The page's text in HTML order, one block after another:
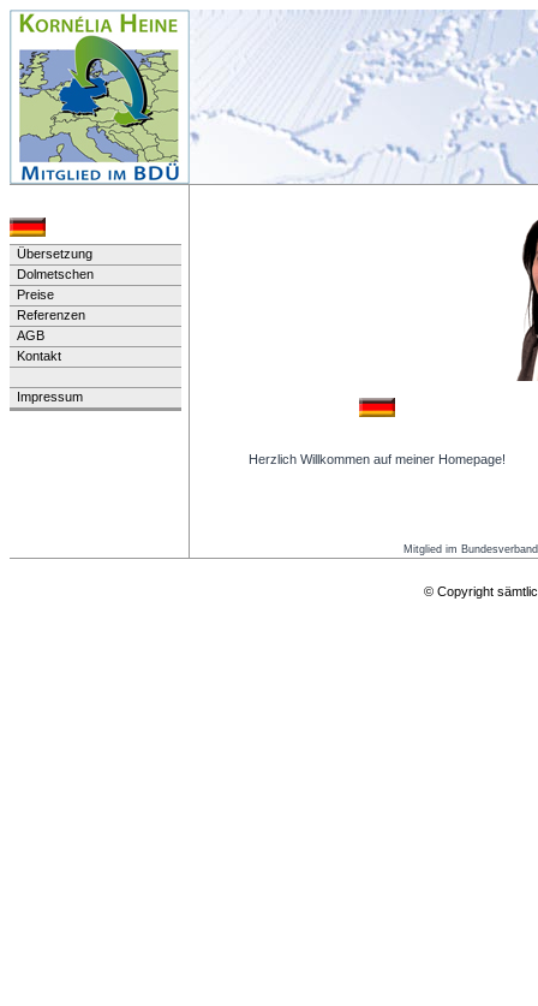
Übersetzung
Dolmetschen
Preise
Referenzen
AGB
Kontakt
Impressum
Herzlich Willkommen auf meiner Homepage!
Mitglied im
© Copyright